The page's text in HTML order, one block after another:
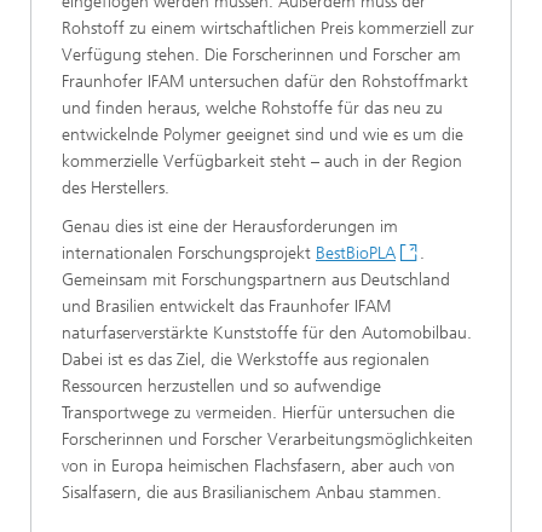
Rohstoff zu einem wirtschaftlichen Preis kommerziell zur
Verfügung stehen. Die Forscherinnen und Forscher am
Fraunhofer IFAM untersuchen dafür den Rohstoffmarkt
und finden heraus, welche Rohstoffe für das neu zu
entwickelnde Polymer geeignet sind und wie es um die
kommerzielle Verfügbarkeit steht – auch in der Region
des Herstellers.
Genau dies ist eine der Herausforderungen im
internationalen Forschungsprojekt BestBioPLA
.
Gemeinsam mit Forschungspartnern aus Deutschland
und Brasilien entwickelt das Fraunhofer IFAM
naturfaserverstärkte Kunststoffe für den Automobilbau.
Dabei ist es das Ziel, die Werkstoffe aus regionalen
Ressourcen herzustellen und so aufwendige
Transportwege zu vermeiden. Hierfür untersuchen die
Forscherinnen und Forscher Verarbeitungsmöglichkeiten
von in Europa heimischen Flachsfasern, aber auch von
Sisalfasern, die aus Brasilianischem Anbau stammen.